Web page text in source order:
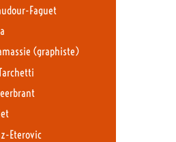
Faguet
(graphiste)
Eterovic